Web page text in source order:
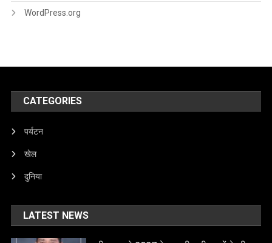
WordPress.org
CATEGORIES
पर्यटन
खेल
दुनिया
LATEST NEWS